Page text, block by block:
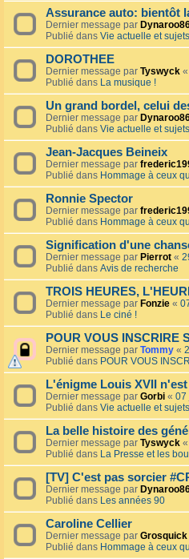
Assurance auto: bientôt
Dernier message par
Publié dans Vie actuelle et
DOROTHEE
Dernier message par Tyswyck «
Publié dans La musique !
Un grand bordel, celui
Dernier message par
Publié dans Vie actuelle et
Jean-Jacques Beineix
Dernier message par
Publié dans Hommage à ceux
Ronnie Spector
Dernier message par
Publié dans Hommage à ceux
Signification d'une
Dernier message par Pierrot «
Publié dans Avis de recherche
TROIS HEURES,
Dernier message par Fonzie «
Publié dans Le ciné !
POUR VOUS INSCRIRE
Dernier message par Tommy «
Publié dans POUR VOUS
L'énigme Louis XVII
Dernier message par Gorbi « 07
Publié dans Vie actuelle et
La belle histoire des
Dernier message par Tyswyck «
Publié dans La Presse et les
[TV] C'est pas sorcier
Dernier message par
Publié dans Les années 90
Caroline Cellier
Dernier message par Grosquick
Publié dans Hommage à ceux